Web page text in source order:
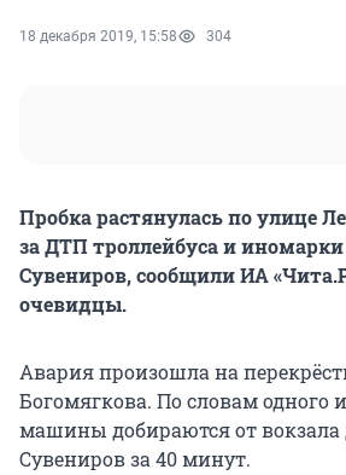
18 декабря 2019, 15:58 304
Пробка растянулась по улице
за ДТП троллейбуса и
Сувениров, сообщили ИА
очевидцы.
Авария произошла на
Богомягкова. По словам одного
машины добираются от вокзала
Сувениров за 40 минут.